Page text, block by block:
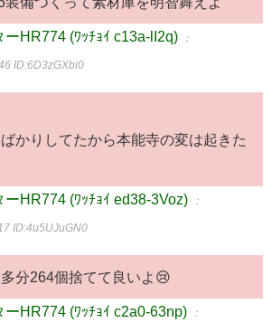
HR774 (ﾜｯﾁｮｲ c13a-lI2q) ：
ID:6D3zGXbi0
かりしてたから本能寺の変は起きた
HR774 (ﾜｯﾁｮｲ ed38-3Voz) ：
ID:4u5UJuGN0
分264個捨てて良いよ😢
HR774 (ﾜｯﾁｮｲ c2a0-63np) ：